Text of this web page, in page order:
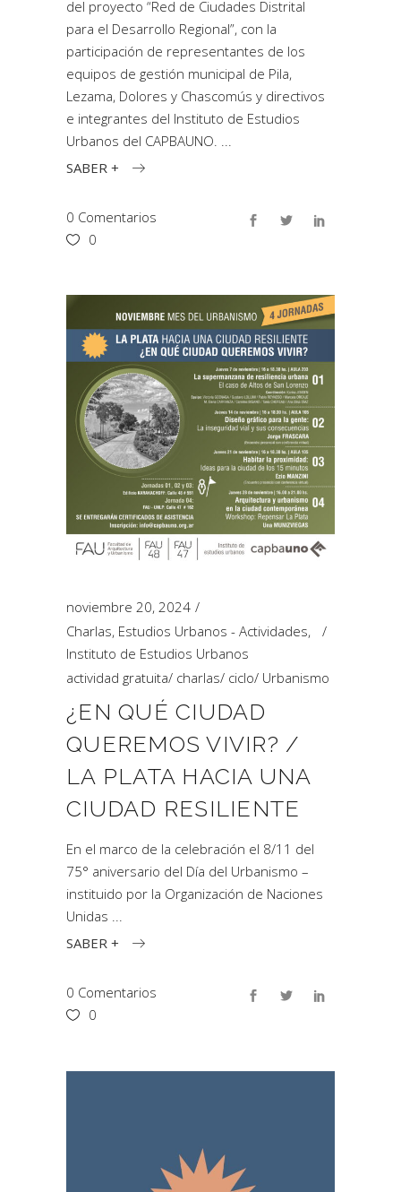
del proyecto “Red de Ciudades Distrital
para el Desarrollo Regional”, con la
participación de representantes de los
equipos de gestión municipal de Pila,
Lezama, Dolores y Chascomús y directivos
e integrantes del Instituto de Estudios
Urbanos del CAPBAUNO.
SABER +
0 Comentarios
0
noviembre 20, 2024
Charlas, Estudios Urbanos - Actividades,
Instituto de Estudios Urbanos
actividad gratuita/ charlas/ ciclo/ Urbanismo
¿EN QUÉ CIUDAD
QUEREMOS VIVIR? /
LA PLATA HACIA UNA
CIUDAD RESILIENTE
En el marco de la celebración el 8/11 del
75° aniversario del Día del Urbanismo –
instituido por la Organización de Naciones
Unidas
SABER +
0 Comentarios
0